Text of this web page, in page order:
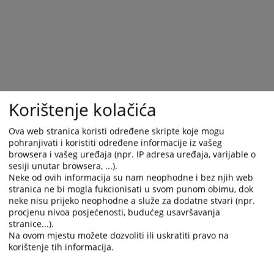
Trenutno nema vijesti
Korištenje kolačića
Ova web stranica koristi određene skripte koje mogu
pohranjivati i koristiti određene informacije iz vašeg
browsera i vašeg uređaja (npr. IP adresa uređaja, varijable o
sesiji unutar browsera, ...).
Neke od ovih informacija su nam neophodne i bez njih web
stranica ne bi mogla fukcionisati u svom punom obimu, dok
neke nisu prijeko neophodne a služe za dodatne stvari (npr.
procjenu nivoa posjećenosti, budućeg usavršavanja
stranice...).
Na ovom mjestu možete dozvoliti ili uskratiti pravo na
korištenje tih informacija.